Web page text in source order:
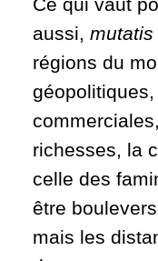
aussi, mutatis
régions du
richesses, la
celle des
être
mais les